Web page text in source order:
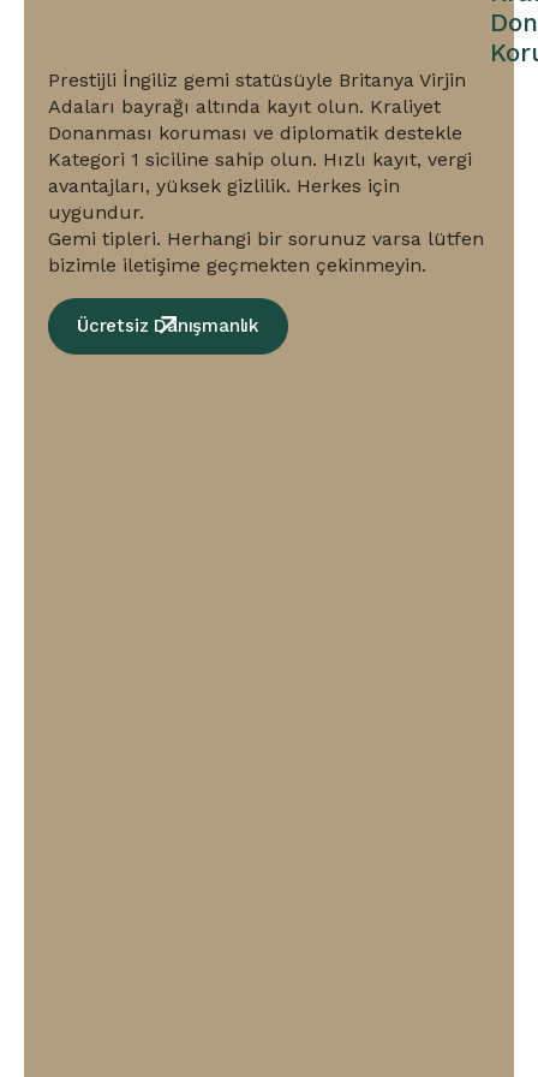
hızlı
tescil.
Prestijli İngiliz gemi statüsüyle Britanya Virjin
Adaları bayrağı altında kayıt olun. Kraliyet
Donanması koruması ve diplomatik destekle
Kategori 1 siciline sahip olun. Hızlı kayıt, vergi
avantajları, yüksek gizlilik. Herkes için
uygundur.
Gemi tipleri. Herhangi bir sorunuz varsa lütfen
bizimle iletişime geçmekten çekinmeyin.
Ücretsiz Danışmanlık